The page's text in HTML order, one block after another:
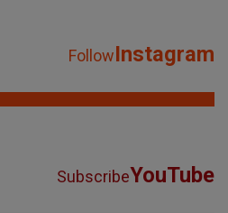
FollowInstagram
SubscribeYouTube